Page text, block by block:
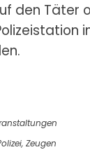
den Täter
, Zeugen